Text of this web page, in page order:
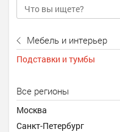
Мебель и интерьер
Подставки и тумбы
Все регионы
Москва
Санкт-Петербург